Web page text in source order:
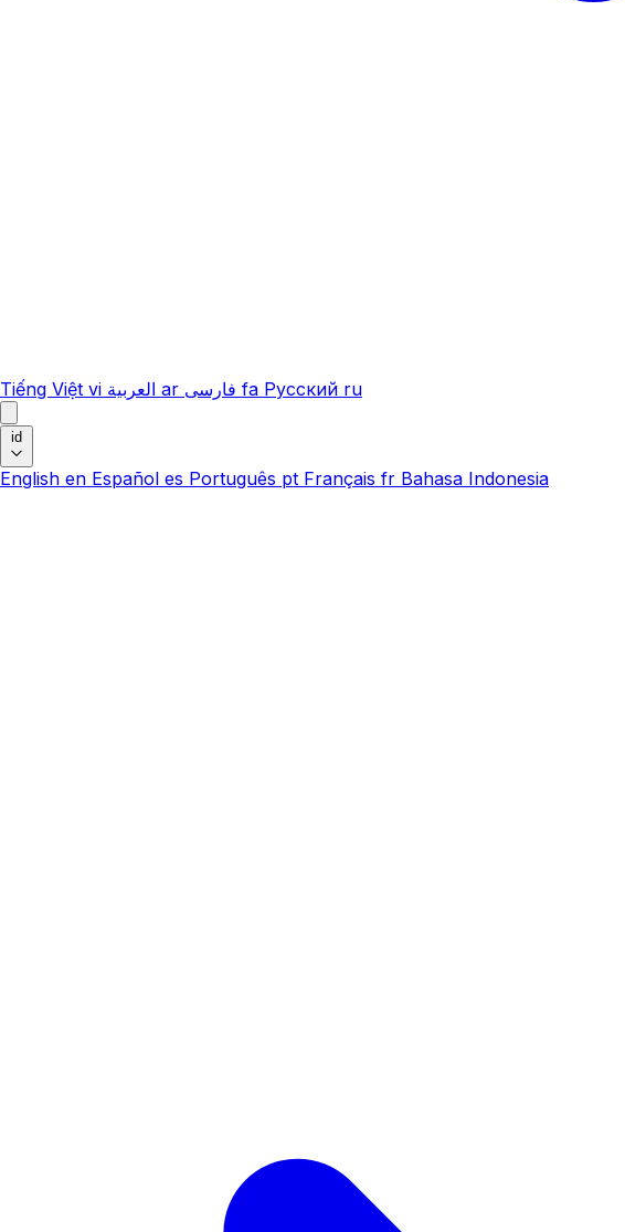
Tiếng Việt vi العربية ar فارسی fa Русский ru
id
English en Español es Português pt Français fr Bahasa Indonesia